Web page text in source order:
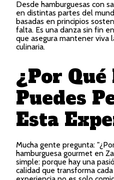
Desde hamburguesas con
en distintas partes del
basadas en principios
falta. Es una danza sin fin
que asegura mantener viva
culinaria.
¿Por Qué
Puedes
Esta
Mucha gente pregunta:
hamburguesa gourmet en
simple: porque hay una
calidad que transforma